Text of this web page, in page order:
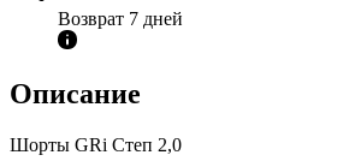
Возврат 7 дней
Описание
Шорты GRi Степ 2,0